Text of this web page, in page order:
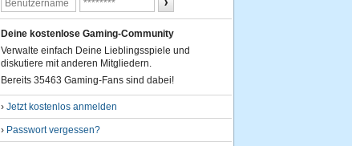
Deine kostenlose Gaming-Community
Verwalte einfach Deine Lieblingsspiele und
diskutiere mit anderen Mitgliedern.
Bereits 35463 Gaming-Fans sind dabei!
› Jetzt kostenlos anmelden
› Passwort vergessen?